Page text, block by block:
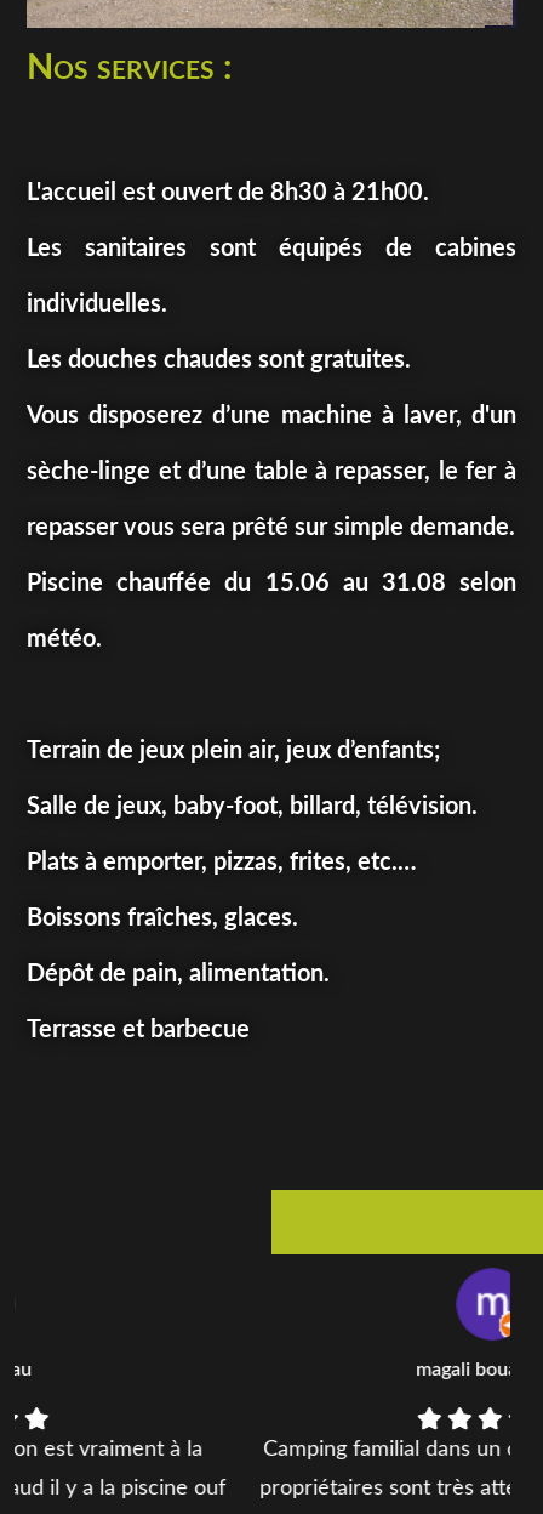
Nos services :
L'accueil est ouvert de 8h30 à 21h00.
Les sanitaires sont équipés de cabines
individuelles.
Les douches chaudes sont gratuites.
Vous disposerez d’une machine à laver, d'un
sèche-linge et d’une table à repasser, le fer à
repasser vous sera prêté sur simple demande.
Piscine chauffée du 15.06 au 31.08 selon
météo.
Terrain de jeux plein air, jeux d’enfants;
Salle de jeux, baby-foot, billard, télévision.
Plats à emporter, pizzas, frites, etc.…
Boissons fraîches, glaces.
Dépôt de pain, alimentation.
Terrasse et barbecue
Camping familial dans un cadre charmant ou les
propriétaires sont très attentifs au bien-être des